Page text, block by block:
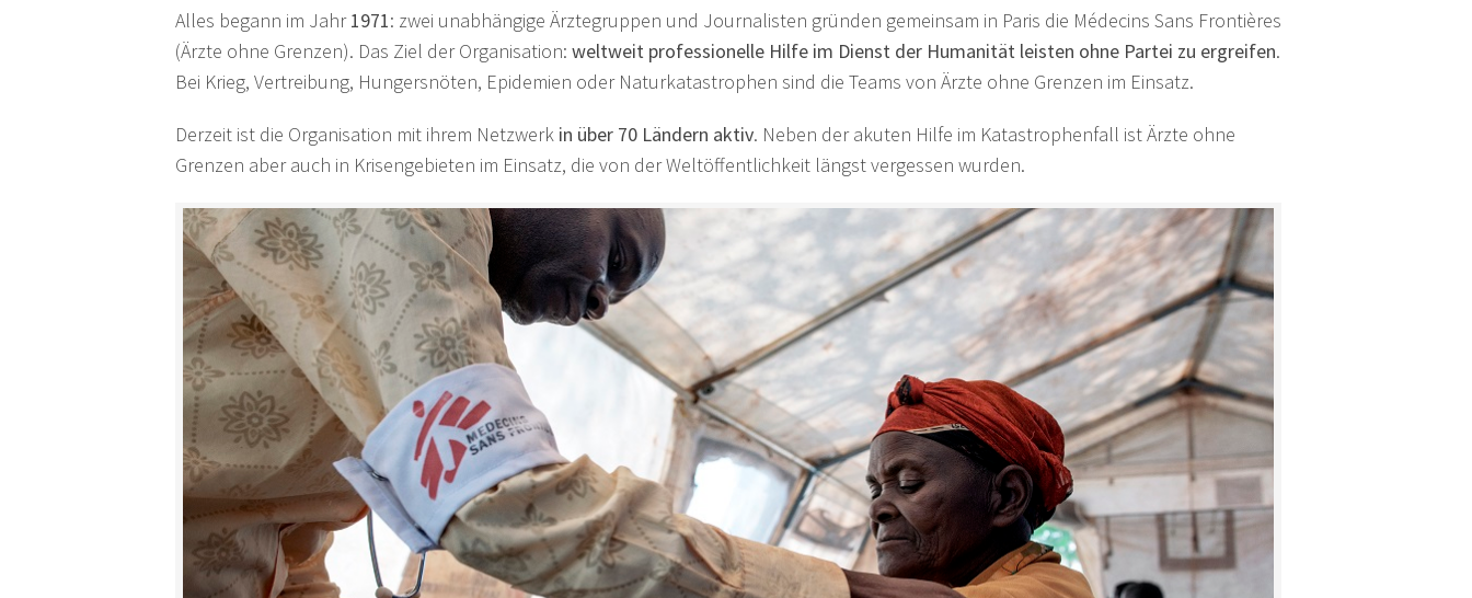
Alles begann im Jahr1971: zwei unabhängige Ärztegruppen und Journalisten gründen gemeinsam in Paris die Médecins Sans Frontières
(Ärzte ohne Grenzen). Das Ziel der Organisation: weltweit professionelle Hilfe im Dienst der Humanität leisten ohne Partei zu ergreifen.
Bei Krieg, Vertreibung, Hungersnöten, Epidemien oder Naturkatastrophen sind die Teams von Ärzte ohne Grenzen im Einsatz.
Derzeit ist die Organisation mit ihrem Netzwerk in über 70 Ländern aktiv. Neben der akuten Hilfe im Katastrophenfall ist Ärzte ohne
Grenzen aber auch in Krisengebieten im Einsatz, die von der Weltöffentlichkeit längst vergessen wurden.